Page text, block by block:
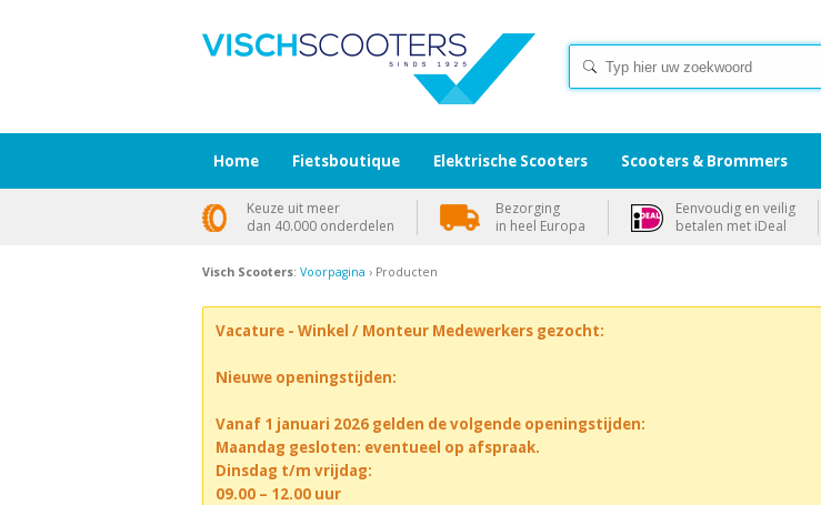
Visch Scooters: Voorpagina › Producten
Vacature - Winkel / Monteur Medewerkers gezocht:
Nieuwe openingstijden:
Vanaf 1 januari 2026 gelden de volgende openingstijden:
Maandag gesloten: eventueel op afspraak.
Dinsdag t/m vrijdag:
09.00 – 12.00 uur
Home Fietsboutique Elektrische Scooters Scooters & Brommers
Keuze uit meer
dan 40.000 onderdelen
Bezorging
in heel Europa
Eenvoudig en veilig
betalen met iDeal